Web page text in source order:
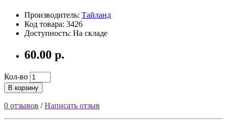
Производитель: Тайланд
Код товара: 3426
Доступность: На складе
60.00 р.
Кол-во
В корзину
0 отзывов /Написать отзыв